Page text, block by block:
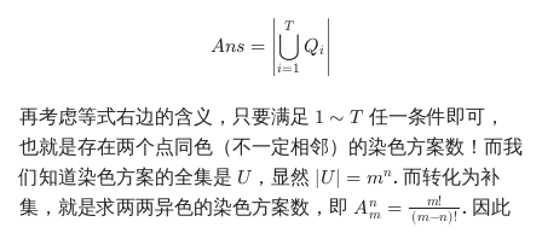
𝐴𝑛𝑠 =
𝑇
⋃
𝑖=1
𝑄𝑖
=1T
再考虑等式右边的含义，只要满足 1 ∼ 𝑇
1 ∼T
任一条件即可，
也就是存在两个点同色（不一定相邻）的染色方案数！而我
们知道染色方案的全集是 𝑈
U ，显然 |𝑈| = 𝑚𝑛
|U =mn
. 而转化为补
集，就是求两两异色的染色方案数，即 𝐴𝑛
𝑚 = 𝑚!
(𝑚−𝑛)!
Am n= m!(m−n !
. 因此